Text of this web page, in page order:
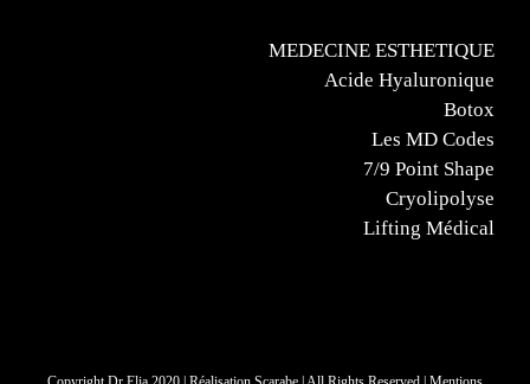
MEDECINE ESTHETIQUE
Acide Hyaluronique
Botox
Les MD Codes
7/9 Point Shape
Cryolipolyse
Lifting Médical